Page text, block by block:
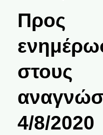
Προς
στους
4/8/2020